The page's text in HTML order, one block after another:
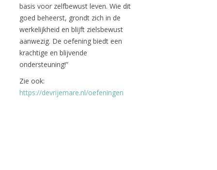
basis voor zelfbewust leven. Wie dit
goed beheerst, grondt zich in de
werkelijkheid en blijft zielsbewust
aanwezig. De oefening biedt een
krachtige en blijvende
ondersteuning!”
Zie ook:
https://devrijemare.nl/oefeningen